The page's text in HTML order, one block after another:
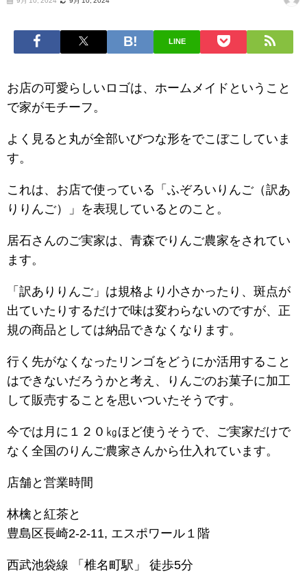
LINE
お店の可愛らしいロゴは、ホームメイドということ
で家がモチーフ。
よく見ると丸が全部いびつな形をでこぼこしていま
す。
これは、お店で使っている「ふぞろいりんご（訳あ
りりんご）」を表現しているとのこと。
居石さんのご実家は、青森でりんご農家をされてい
ます。
「訳ありりんご」は規格より小さかったり、斑点が
出ていたりするだけで味は変わらないのですが、正
規の商品としては納品できなくなります。
行く先がなくなったリンゴをどうにか活用すること
はできないだろうかと考え、りんごのお菓子に加工
して販売することを思いついたそうです。
今では月に１２０㎏ほど使うそうで、ご実家だけで
なく全国のりんご農家さんから仕入れています。
店舗と営業時間
林檎と紅茶と
豊島区長崎2-2-11, エスポワール１階
西武池袋線 「椎名町駅」 徒歩5分